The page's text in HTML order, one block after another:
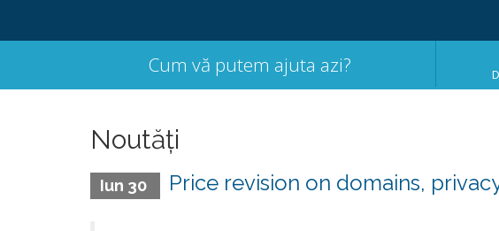
Cum vă putem ajuta azi?
Noutăți
Iun 30 Price revision on domains,